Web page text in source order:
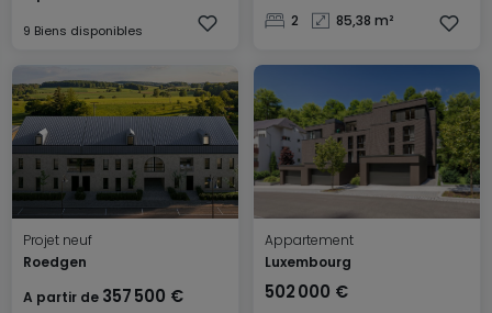
9 Biens disponibles
2 85,38 m²
Projet neuf
Roedgen
A partir de 357 500 €
Appartement
Luxembourg
502 000 €